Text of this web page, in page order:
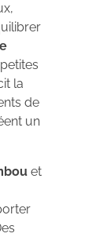
la
de
un
et